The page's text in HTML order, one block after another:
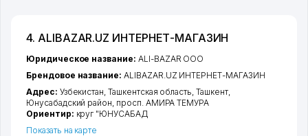
4. ALIBAZAR.UZ ИНТЕРНЕТ-МАГАЗИН
Юридическое название: ALI-BAZAR ООО
Брендовое название: ALIBAZAR.UZ ИНТЕРНЕТ-МАГАЗИН
Адрес: Узбекистан,Ташкентская область ,Ташкент,
Юнусабадский район просп. АМИРА ТЕМУРА
Ориентир: круг "ЮНУСАБАД
Показать на карте